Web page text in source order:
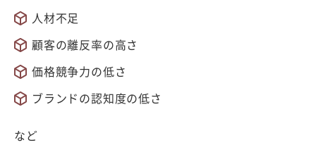
人材不足
顧客の離反率の高さ
価格競争力の低さ
ブランドの認知度の低さ
など